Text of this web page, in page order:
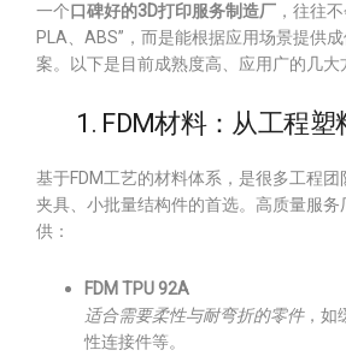
一个口碑好的3D打印服务制造厂 ，往往
PLA、ABS”，而是能根据应用场景提供
案。以下是目前成熟度高、应用广的几大
1. FDM材料：从工程塑
基于FDM工艺的材料体系，是很多工程
夹具、小批量结构件的首选。高质量服务
供：
FDM TPU 92A
适合需要柔性与耐弯折的零件，如
性连接件等。